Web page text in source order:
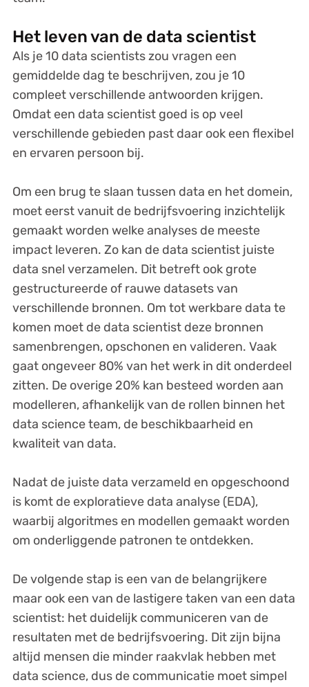
Het leven van de data scientist
Als je 10 data scientists zou vragen een
gemiddelde dag te beschrijven, zou je 10
compleet verschillende antwoorden krijgen.
Omdat een data scientist goed is op veel
verschillende gebieden past daar ook een flexibel
en ervaren persoon bij.
Om een brug te slaan tussen data en het domein,
moet eerst vanuit de bedrijfsvoering inzichtelijk
gemaakt worden welke analyses de meeste
impact leveren. Zo kan de data scientist juiste
data snel verzamelen. Dit betreft ook grote
gestructureerde of rauwe datasets van
verschillende bronnen. Om tot werkbare data te
komen moet de data scientist deze bronnen
samenbrengen, opschonen en valideren. Vaak
gaat ongeveer 80% van het werk in dit onderdeel
zitten. De overige 20% kan besteed worden aan
modelleren, afhankelijk van de rollen binnen het
data science team, de beschikbaarheid en
kwaliteit van data.
Nadat de juiste data verzameld en opgeschoond
is komt de exploratieve data analyse (EDA),
waarbij algoritmes en modellen gemaakt worden
om onderliggende patronen te ontdekken.
De volgende stap is een van de belangrijkere
maar ook een van de lastigere taken van een data
scientist: het duidelijk communiceren van de
resultaten met de bedrijfsvoering. Dit zijn bijna
altijd mensen die minder raakvlak hebben met
data science, dus de communicatie moet simpel